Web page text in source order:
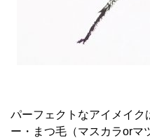
パーフェクトなアイメイク
ー・まつ毛（マスカラorマ